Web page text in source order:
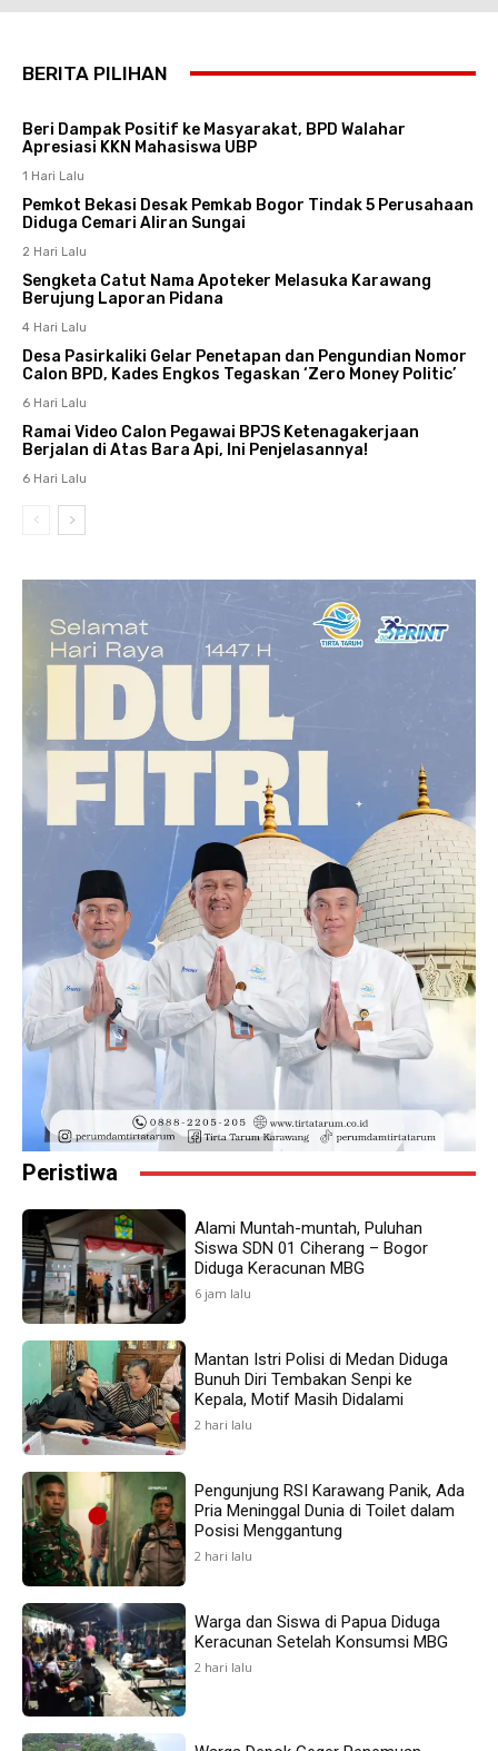
BERITA PILIHAN
Beri Dampak Positif ke Masyarakat, BPD Walahar
Apresiasi KKN Mahasiswa UBP
1 Hari Lalu
Pemkot Bekasi Desak Pemkab Bogor Tindak 5 Perusahaan
Diduga Cemari Aliran Sungai
2 Hari Lalu
Sengketa Catut Nama Apoteker Melasuka Karawang
Berujung Laporan Pidana
4 Hari Lalu
Desa Pasirkaliki Gelar Penetapan dan Pengundian Nomor
Calon BPD, Kades Engkos Tegaskan ‘Zero Money Politic’
6 Hari Lalu
Ramai Video Calon Pegawai BPJS Ketenagakerjaan
Berjalan di Atas Bara Api, Ini Penjelasannya!
6 Hari Lalu
Peristiwa
Alami Muntah-muntah, Puluhan
Siswa SDN 01 Ciherang – Bogor
Diduga Keracunan MBG
6 jam lalu
Mantan Istri Polisi di Medan Diduga
Bunuh Diri Tembakan Senpi ke
Kepala, Motif Masih Didalami
2 hari lalu
Pengunjung RSI Karawang Panik, Ada
Pria Meninggal Dunia di Toilet dalam
Posisi Menggantung
2 hari lalu
Warga dan Siswa di Papua Diduga
Keracunan Setelah Konsumsi MBG
2 hari lalu